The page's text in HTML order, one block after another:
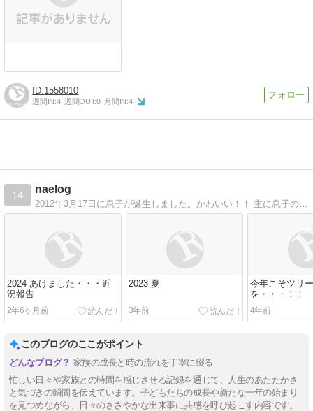
1558010
週間IN:4 週間OUT:8 月間IN:4
14
naelog
2012年3月17日に息子が誕生しました。かわいい！！ 主に息子のことと、カメラのこと、在宅ワークと、散財について。
2024 あけました・・・近
況報告
2年6ヶ月前
2023 夏
3年前
今年こそツリー
を・・・！！
4年前
このブログのここがポイント
家族の成長と時の流れを丁寧に綴る
忙しい日々や家族との時間を感じさせる記録を通じて、人生のあたたかさ
と気づきの瞬間を伝えています。子どもたちの成長や新たな一年の始まり
を見つめながら、日々のささやかな出来事に共感を呼び起こす内容です。